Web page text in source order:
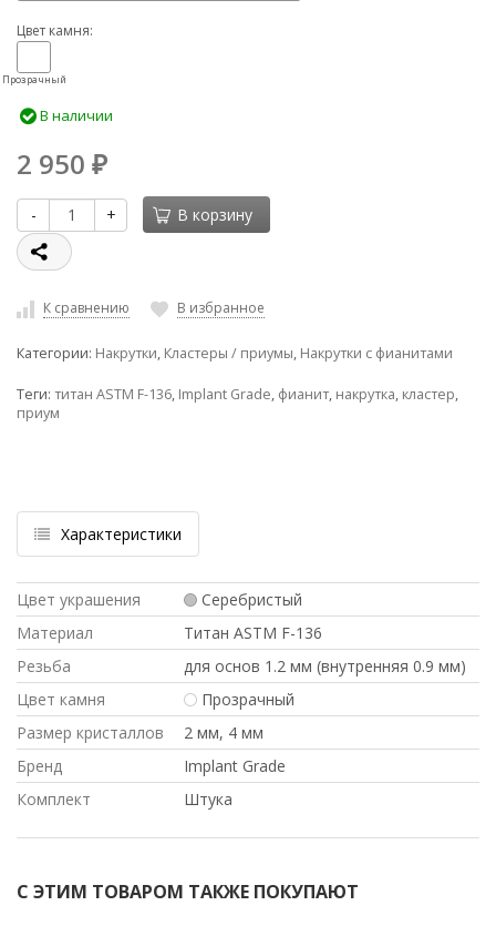
Цвет камня:
Прозрачный
В наличии
2 950 ₽
- + В корзину
К сравнению В избранное
Категории: Накрутки, Кластеры / приумы, Накрутки с фианитами
Теги: титан ASTM F-136, Implant Grade, фианит, накрутка, кластер,
приум
Характеристики
Цвет украшения
Серебристый
Материал
Титан ASTM F-136
Резьба
для основ 1.2 мм (внутренняя 0.9 мм)
Цвет камня
Прозрачный
Размер кристаллов
2 мм, 4 мм
Бренд
Implant Grade
Комплект
Штука
С ЭТИМ ТОВАРОМ ТАКЖЕ ПОКУПАЮТ